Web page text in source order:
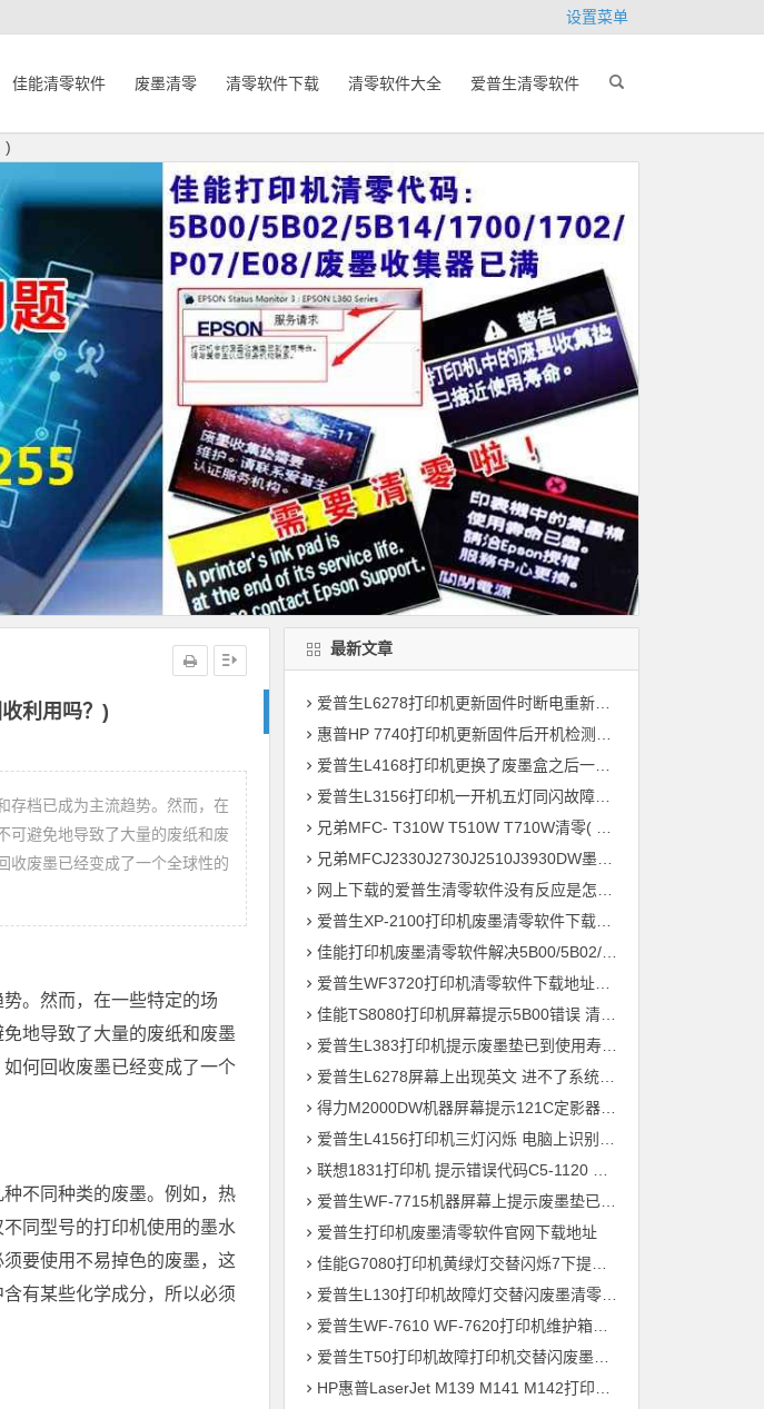
设置菜单
佳能清零软件 废墨清零 清零软件下载 清零软件大全 爱普生清零软件
)
利用吗？)
存档已成为主流趋势。然而，在
可避免地导致了大量的废纸和废
收废墨已经变成了一个全球性的
。然而，在一些特定的场
地导致了大量的废纸和废墨
何回收废墨已经变成了一个
不同种类的废墨。例如，热
同型号的打印机使用的墨水
要使用不易掉色的废墨，这
有某些化学成分，所以必须
最新文章
爱普生L6278打印机更新固件时断电重新开机后一直提示Recovery Mode故障
惠普HP 7740打印机更新固件后开机检测到非HP芯片刷机降级解决教程
爱普生L4168打印机更换了废墨盒之后一开机提示202604故障代码维修
爱普生L3156打印机一开机五灯同闪故障远程维修
兄弟MFC- T310W T510W T710W清零( 墨水回收盒已满，将满或设备故障46 )
兄弟MFCJ2330J2730J2510J3930DW墨水国收盒已满清零教程
网上下载的爱普生清零软件没有反应是怎么回事 ?
爱普生XP-2100打印机废墨清零软件下载及使用方法
佳能打印机废墨清零软件解决5B00/5B02/1700故障
爱普生WF3720打印机清零软件下载地址大全
佳能TS8080打印机屏幕提示5B00错误 清零快速解决问题
爱普生L383打印机提示废墨垫已到使用寿命通过清零快速解决问题
爱普生L6278屏幕上出现英文 进不了系统 刷固件快速解决问题
得力M2000DW机器屏幕提示121C定影器错误 快速解决方法
爱普生L4156打印机三灯闪烁 电脑上识别ET-2700型号 刷固件快速解决问题
联想1831打印机 提示错误代码C5-1120 C6-1120提示更换新的转印带装置 定影组件装置 快速解决方案
爱普生WF-7715机器屏幕上提示废墨垫已到使用寿命用软件清零快速解决问题
爱普生打印机废墨清零软件官网下载地址
佳能G7080打印机黄绿灯交替闪烁7下提示5B00废墨清零教程
爱普生L130打印机故障灯交替闪废墨清零软件下载方法教程
爱普生WF-7610 WF-7620打印机维护箱寿命清零不识别墨盒远程刷机
爱普生T50打印机故障打印机交替闪废墨清零软件下载教程
HP惠普LaserJet M139 M141 M142打印机屏幕显示电脑上识别机器型号为3020